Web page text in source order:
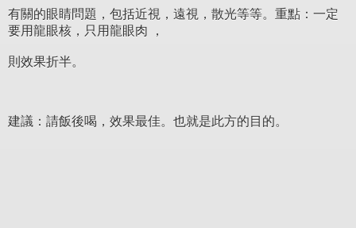
有關的眼睛問題，包括近視，遠視，散光等等。重點：一定
要用龍眼核，只用龍眼肉 ，
則效果折半。
建議：請飯後喝，效果最佳。也就是此方的目的。